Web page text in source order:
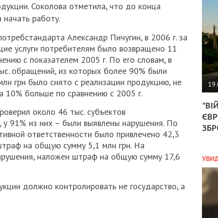
Соколова отметила, что до конца
работу.
Александр Пичугин, в 2006 г. за
услуги потребителям было возвращено 11
с показателем 2005 г. По его словам, в
обращений, из которых более 90% были
грн было снято с реализации продукцию, не
10% больше по сравнению с 2005 г.
около 46 тыс. субъектов
у 91% из них – были выявлены нарушения. По
ответственности было привлечено 42,3
на общую сумму 5,1 млн грн. На
наложен штраф на общую сумму 17,6
должно контролировать не государство, а
НА